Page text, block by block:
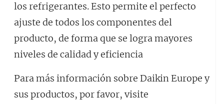
los refrigerantes. Esto permite el perfecto
ajuste de todos los componentes del
producto, de forma que se logra mayores
niveles de calidad y eficiencia
Para más información sobre Daikin Europe y
sus productos, por favor, visite